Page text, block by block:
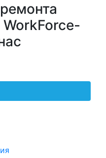
WorkForce-